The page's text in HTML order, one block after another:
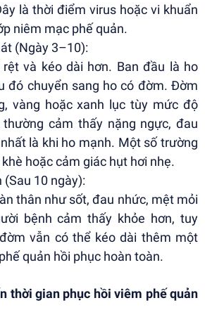
là thời điểm virus hoặc vi khuẩn
niêm mạc phế quản.
(Ngày 3–10):
và kéo dài hơn. Ban đầu là ho
đó chuyển sang ho có đờm. Đờm
vàng hoặc xanh lục tùy mức độ
cảm thấy nặng ngực, đau
là khi ho mạnh. Một số trường
hoặc cảm giác hụt hơi nhẹ.
(Sau 10 ngày):
thân như sốt, đau nhức, mệt mỏi
bệnh cảm thấy khỏe hơn, tuy
vẫn có thể kéo dài thêm một
quản hồi phục hoàn toàn.
thời gian phục hồi viêm phế quản